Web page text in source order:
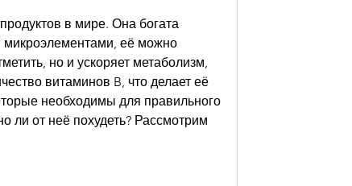
в мире. Она богата
микроэлементами, её можно
но и ускоряет метаболизм,
витаминов B, что делает её
необходимы для правильного
ли от неё похудеть? Рассмотрим